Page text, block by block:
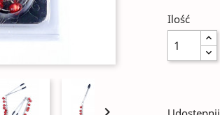
Ilość